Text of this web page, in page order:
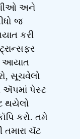
અને
જ
કરી
આયાત
સૂચવેલો
ઍપમાં પેસ્ટ
થયેલો
કરો. તમે
ચૅટ